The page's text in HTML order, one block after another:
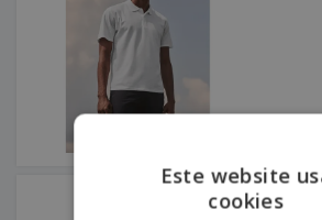
Fruit of
Premium
Este website
cookies